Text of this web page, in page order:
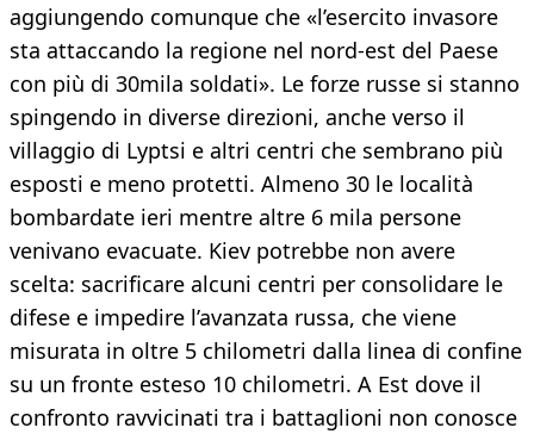
aggiungendo comunque che «l’esercito invasore
sta attaccando la regione nel nord-est del Paese
con più di 30mila soldati». Le forze russe si stanno
spingendo in diverse direzioni, anche verso il
villaggio di Lyptsi e altri centri che sembrano più
esposti e meno protetti. Almeno 30 le località
bombardate ieri mentre altre 6 mila persone
venivano evacuate. Kiev potrebbe non avere
scelta: sacrificare alcuni centri per consolidare le
difese e impedire l’avanzata russa, che viene
misurata in oltre 5 chilometri dalla linea di confine
su un fronte esteso 10 chilometri. A Est dove il
confronto ravvicinati tra i battaglioni non conosce